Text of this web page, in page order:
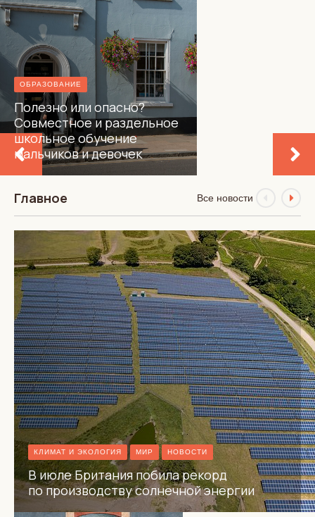
ОБРАЗОВАНИЕ
Полезно или опасно?
Совместное и раздельное
школьное обучение
мальчиков и девочек
ОБЗОРЫ
О чем писали британские
аналитические СМИ на
этой неделе? Обзор
«Акцента UK» за 1–7
августа
АВТОРСКИЕ КОЛОНКИ КУЛЬТУРА
Черепаха, которой
Главное Все новости
КЛИМАТ И ЭКОЛОГИЯ МИР НОВОСТИ
В июле Британия побила рекорд
по производству солнечной энергии